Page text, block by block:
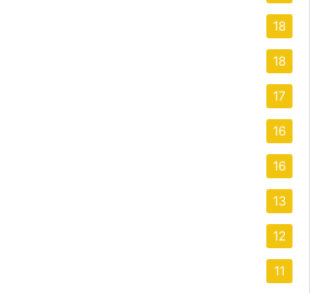
18
18
17
16
16
13
12
11